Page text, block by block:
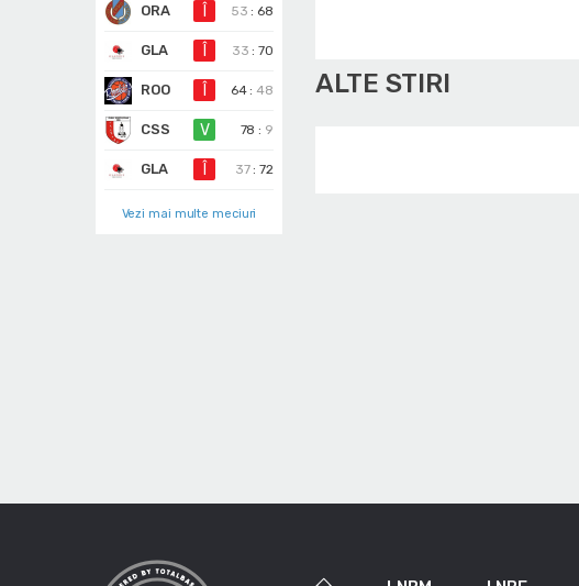
ORA 53 : 68
GLA 33 :70
ROO 64 :48
CSS V 78 : 9
GLA 37 :72
Vezi mai multe meciuri
ALTE STIRI